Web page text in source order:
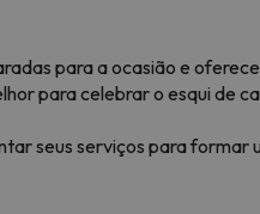
para a ocasião e
para celebrar o esqui de
seus serviços para